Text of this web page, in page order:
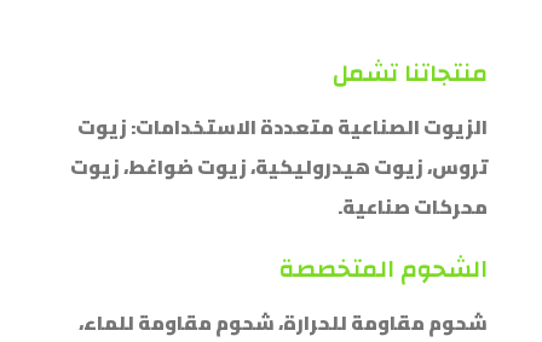
منتجاتنا تشمل
الزيوت الصناعية متعددة الاستخدامات: زيوت
تروس، زيوت هيدروليكية، زيوت ضواغط، زيوت
محركات صناعية.
الشحوم المتخصصة
شحوم مقاومة للحرارة، شحوم مقاومة للماء،